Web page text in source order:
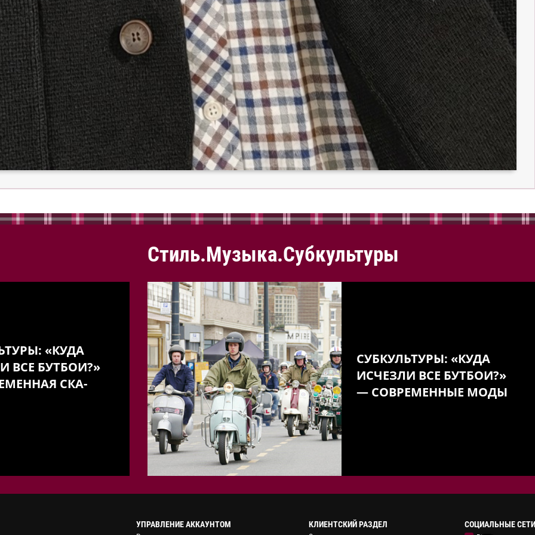
«КУДА
ВСЕ БУТБОИ?»
СКА-
Стиль.Музыка.Субкультуры
СУБКУЛЬТУРЫ: «КУДА
ИСЧЕЗЛИ ВСЕ БУТБОИ?»
— СОВРЕМЕННЫЕ МОДЫ
УПРАВЛЕНИЕ АККАУНТОМ
КЛИЕНТСКИЙ РАЗДЕЛ
СОЦИАЛЬНЫЕ СЕТИ